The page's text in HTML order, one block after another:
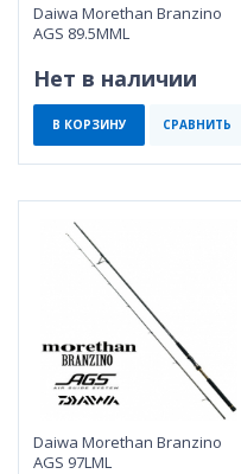
Daiwa Morethan Branzino
AGS 89.5MML
Нет в наличии
В КОРЗИНУ СРАВНИТЬ
Daiwa Morethan Branzino
AGS 97LML